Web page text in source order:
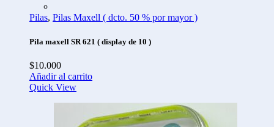
Pilas, Pilas Maxell ( dcto. 50 % por mayor )
Pila maxell SR 621 ( display de 10 )
$10.000
Añadir al carrito
Quick View